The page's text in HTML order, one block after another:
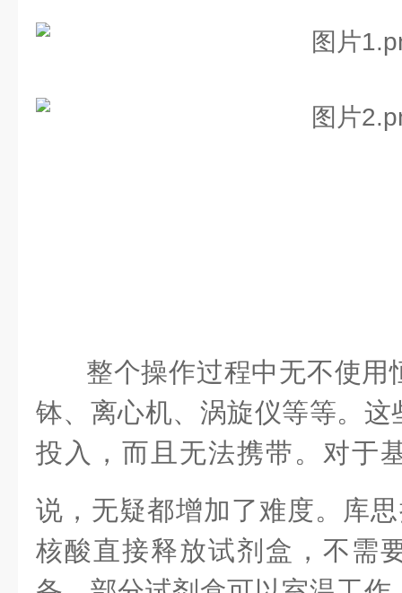
整个操作过程中无不使用
钵、离心机、涡旋仪等等。
投入，而且无法携带。对于
说，无疑都增加了难度。库
核酸直接释放试剂盒，不需